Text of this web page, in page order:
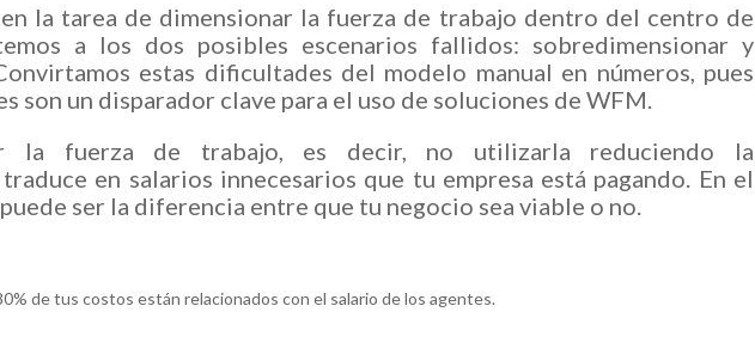
la tarea de dimensionar la fuerza de trabajo dentro del centro de
a los dos posibles escenarios fallidos: sobredimensionar y
estas dificultades del modelo manual en números, pues
son un disparador clave para el uso de soluciones de WFM.
la fuerza de trabajo, es decir, no utilizarla reduciendo la
en salarios innecesarios que tu empresa está pagando. En el
ser la diferencia entre que tu negocio sea viable o no.
de tus costos están relacionados con el salario de los agentes.